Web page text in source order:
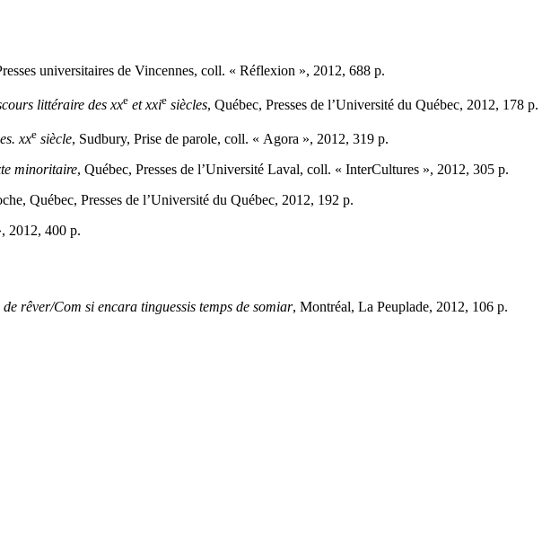
universitaires de Vincennes, coll. « Réflexion », 2012, 688 p.
littéraire des xxe etxxie siècles, Québec, Presses de l’Université du Québec, 2012, 178 p.
xxe siècle, Sudbury, Prise de parole, coll. « Agora », 2012, 319 p.
minoritaire, Québec, Presses de l’Université Laval, coll. « InterCultures », 2012, 305 p.
Québec, Presses de l’Université du Québec, 2012, 192 p.
2012, 400 p.
rêver/Com si encara tinguessis temps de somiar, Montréal, La Peuplade, 2012, 106 p.